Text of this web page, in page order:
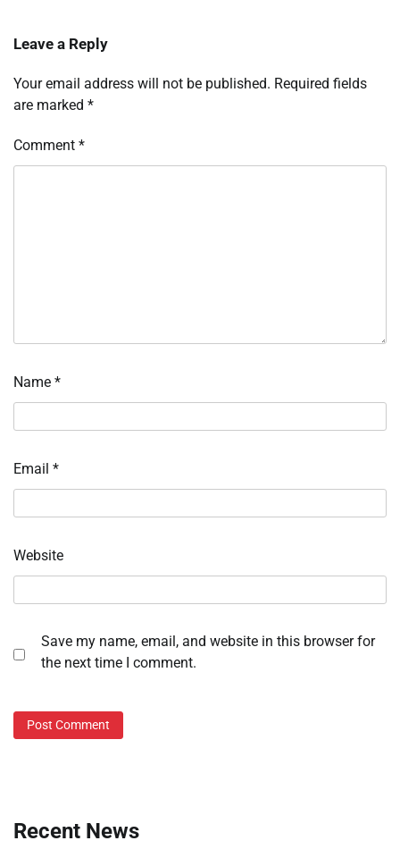
Leave a Reply
Your email address will not be published. Required fields
are marked *
Comment *
Name *
Email *
Website
Save my name, email, and website in this browser for
the next time I comment.
Recent News